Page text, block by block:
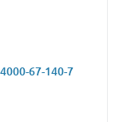
67-140-7